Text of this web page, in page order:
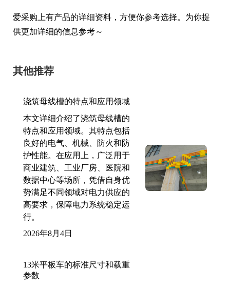
爱采购上有产品的详细资料，方便你参考选择。为你提
供更加详细的信息参考～
其他推荐
浇筑母线槽的特点和应用领域
本文详细介绍了浇筑母线槽的
特点和应用领域。其特点包括
良好的电气、机械、防火和防
护性能。在应用上，广泛用于
商业建筑、工业厂房、医院和
数据中心等场所，凭借自身优
势满足不同领域对电力供应的
高要求，保障电力系统稳定运
行。
2026年8月4日
13米平板车的标准尺寸和载重
参数